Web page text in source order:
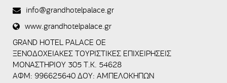
submissions.
5+2
info@grandhotelpalace.gr
www.grandhotelpalace.gr
GRAND HOTEL PALACE OE
ΞΕΝΟΔΟΧΕΙΑΚΕΣ ΤΟΥΡΙΣΤΙΚΕΣ ΕΠΙΧΕΙΡΗΣΕΙΣ
ΜΟΝΑΣΤΗΡΙΟΥ 305 Τ.Κ. 54628
ΑΦΜ: 996625640 ΔΟΥ: ΑΜΠΕΛΟΚΗΠΩΝ